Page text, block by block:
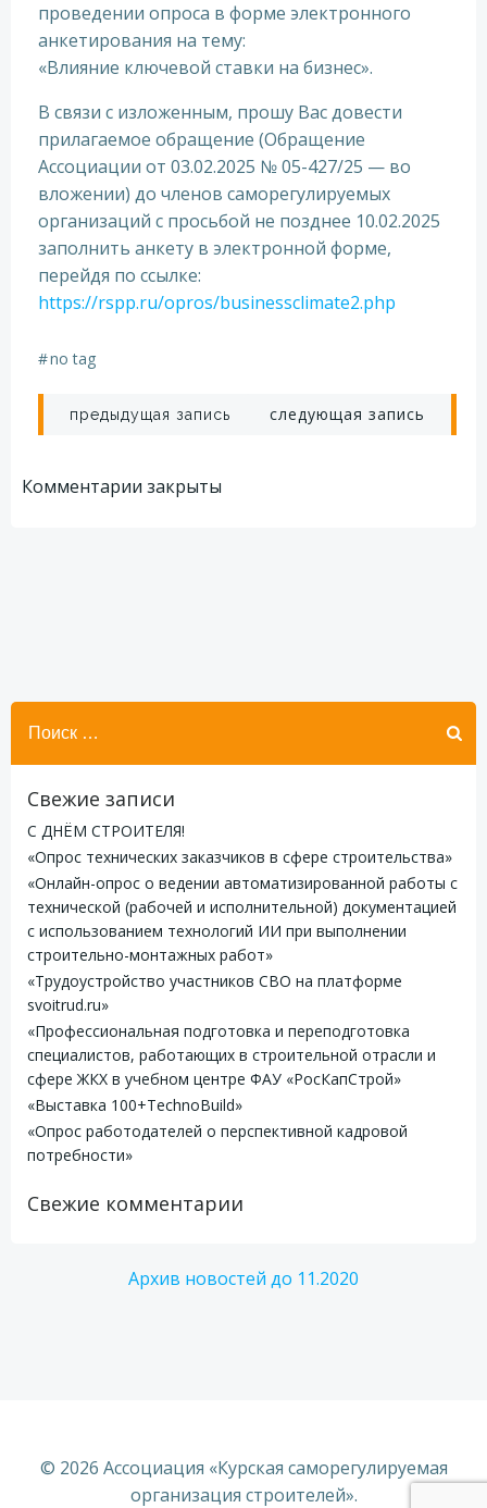
проведении опроса в форме электронного
анкетирования на тему:
«Влияние ключевой ставки на бизнес».
В связи с изложенным, прошу Вас довести
прилагаемое обращение (Обращение
Ассоциации от 03.02.2025 № 05-427/25 — во
вложении) до членов саморегулируемых
организаций с просьбой не позднее 10.02.2025
заполнить анкету в электронной форме,
перейдя по ссылке:
https://rspp.ru/opros/businessclimate2.php
#no tag
Навигация
по
предыдущая запись
Навигация
следующая запись
Комментарии закрыты
Найти:
Свежие записи
С ДНЁМ СТРОИТЕЛЯ!
«Опрос технических заказчиков в сфере строительства»
«Онлайн-опрос о ведении автоматизированной работы с
технической (рабочей и исполнительной) документацией
с использованием технологий ИИ при выполнении
строительно-монтажных работ»
«Трудоустройство участников СВО на платформе
svoitrud.ru»
«Профессиональная подготовка и переподготовка
специалистов, работающих в строительной отрасли и
сфере ЖКХ в учебном центре ФАУ «РосКапСтрой»
«Выставка 100+TechnoBuild»
«Опрос работодателей о перспективной кадровой
потребности»
Свежие комментарии
Архив новостей до 11.2020
© 2026 Ассоциация «Курская саморегулируемая
организация строителей».